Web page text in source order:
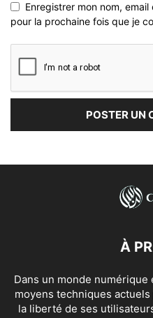
Enregistrer mon nom,
pour la prochaine fois que je
À
Dans un monde
moyens techniques
la liberté de ses